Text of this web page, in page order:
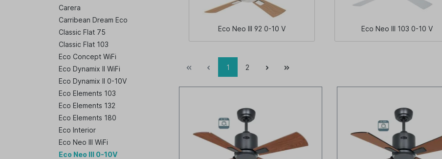
Carera
Carribean Dream Eco
Classic Flat 75
Classic Flat 103
Eco Concept WiFi
Eco Dynamix II WiFi
Eco Dynamix II 0-10V
Eco Elements 103
Eco Elements 132
Eco Elements 180
Eco Interior
Eco Neo III WiFi
Eco Neo III 0-10V
Eco Neo III 92 0-10 V Eco Neo III 103 0-10 V
1 2